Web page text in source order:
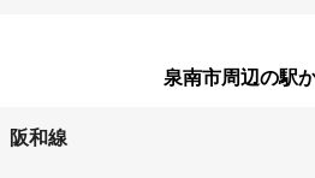
大
大阪市北区
堺
四條畷市
藤
箕面市
泉南市周辺の駅
阪和線